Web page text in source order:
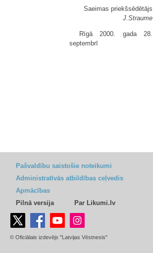
Saeimas priekšsēdētājs
J.Straume
Rīgā 2000. gada 28.
septembrī
Pašvaldību saistošie noteikumi
Administratīvās atbildības ceļvedis
Apmācības
Pilnā versija
Par Likumi.lv
© Oficiālais izdevējs "Latvijas Vēstnesis"